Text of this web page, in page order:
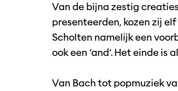
Van de bijna zestig
presenteerden, kozen zij
Scholten namelijk een
ook een ‘and’. Het einde
Van Bach tot popmuziek